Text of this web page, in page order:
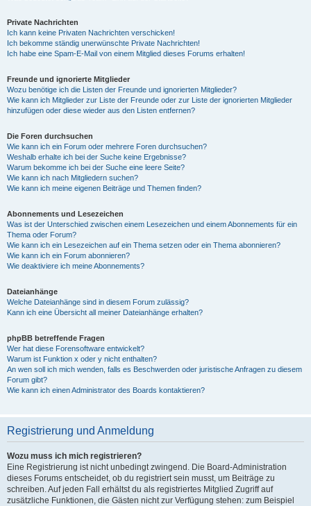
Private Nachrichten
Ich kann keine Privaten Nachrichten verschicken!
Ich bekomme ständig unerwünschte Private Nachrichten!
Ich habe eine Spam-E-Mail von einem Mitglied dieses Forums erhalten!
Freunde und ignorierte Mitglieder
Wozu benötige ich die Listen der Freunde und ignorierten Mitglieder?
Wie kann ich Mitglieder zur Liste der Freunde oder zur Liste der ignorierten Mitglieder
hinzufügen oder diese wieder aus den Listen entfernen?
Die Foren durchsuchen
Wie kann ich ein Forum oder mehrere Foren durchsuchen?
Weshalb erhalte ich bei der Suche keine Ergebnisse?
Warum bekomme ich bei der Suche eine leere Seite?
Wie kann ich nach Mitgliedern suchen?
Wie kann ich meine eigenen Beiträge und Themen finden?
Abonnements und Lesezeichen
Was ist der Unterschied zwischen einem Lesezeichen und einem Abonnements für ein
Thema oder Forum?
Wie kann ich ein Lesezeichen auf ein Thema setzen oder ein Thema abonnieren?
Wie kann ich ein Forum abonnieren?
Wie deaktiviere ich meine Abonnements?
Dateianhänge
Welche Dateianhänge sind in diesem Forum zulässig?
Kann ich eine Übersicht all meiner Dateianhänge erhalten?
phpBB betreffende Fragen
Wer hat diese Forensoftware entwickelt?
Warum ist Funktion x oder y nicht enthalten?
An wen soll ich mich wenden, falls es Beschwerden oder juristische Anfragen zu diesem
Forum gibt?
Wie kann ich einen Administrator des Boards kontaktieren?
Registrierung und Anmeldung
Wozu muss ich mich registrieren?
Eine Registrierung ist nicht unbedingt zwingend. Die Board-Administration
dieses Forums entscheidet, ob du registriert sein musst, um Beiträge zu
schreiben. Auf jeden Fall erhältst du als registriertes Mitglied Zugriff auf
zusätzliche Funktionen, die Gästen nicht zur Verfügung stehen: zum Beispiel